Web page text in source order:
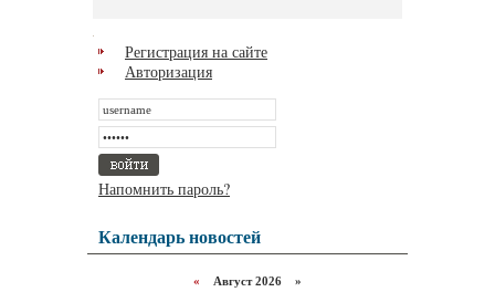
Регистрация на сайте
Авторизация
Напомнить пароль?
Календарь новостей
« Август 2026 »